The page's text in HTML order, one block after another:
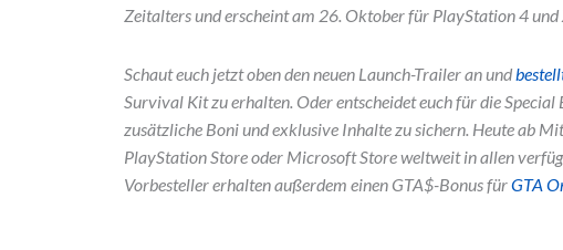
Zeitalters und erscheint am 26. Oktober für PlayStation 4 und
Schaut euch jetzt oben den neuen Launch-Trailer an und
Survival Kit zu erhalten. Oder entscheidet euch für die
zusätzliche Boni und exklusive Inhalte zu sichern. Heute ab
PlayStation Store oder Microsoft Store weltweit in allen
Vorbesteller erhalten außerdem einen GTA$-Bonus fürGTA